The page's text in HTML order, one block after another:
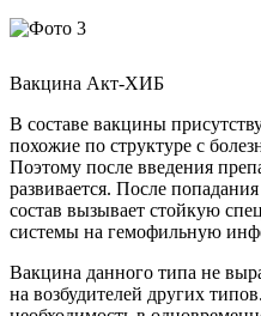
Вакцина Акт-ХИБ
В составе вакцины
похожие по структуре с
Поэтому после введения
развивается. После
состав вызывает стойкую
системы на гемофильную
Вакцина данного типа не
на возбудителей других